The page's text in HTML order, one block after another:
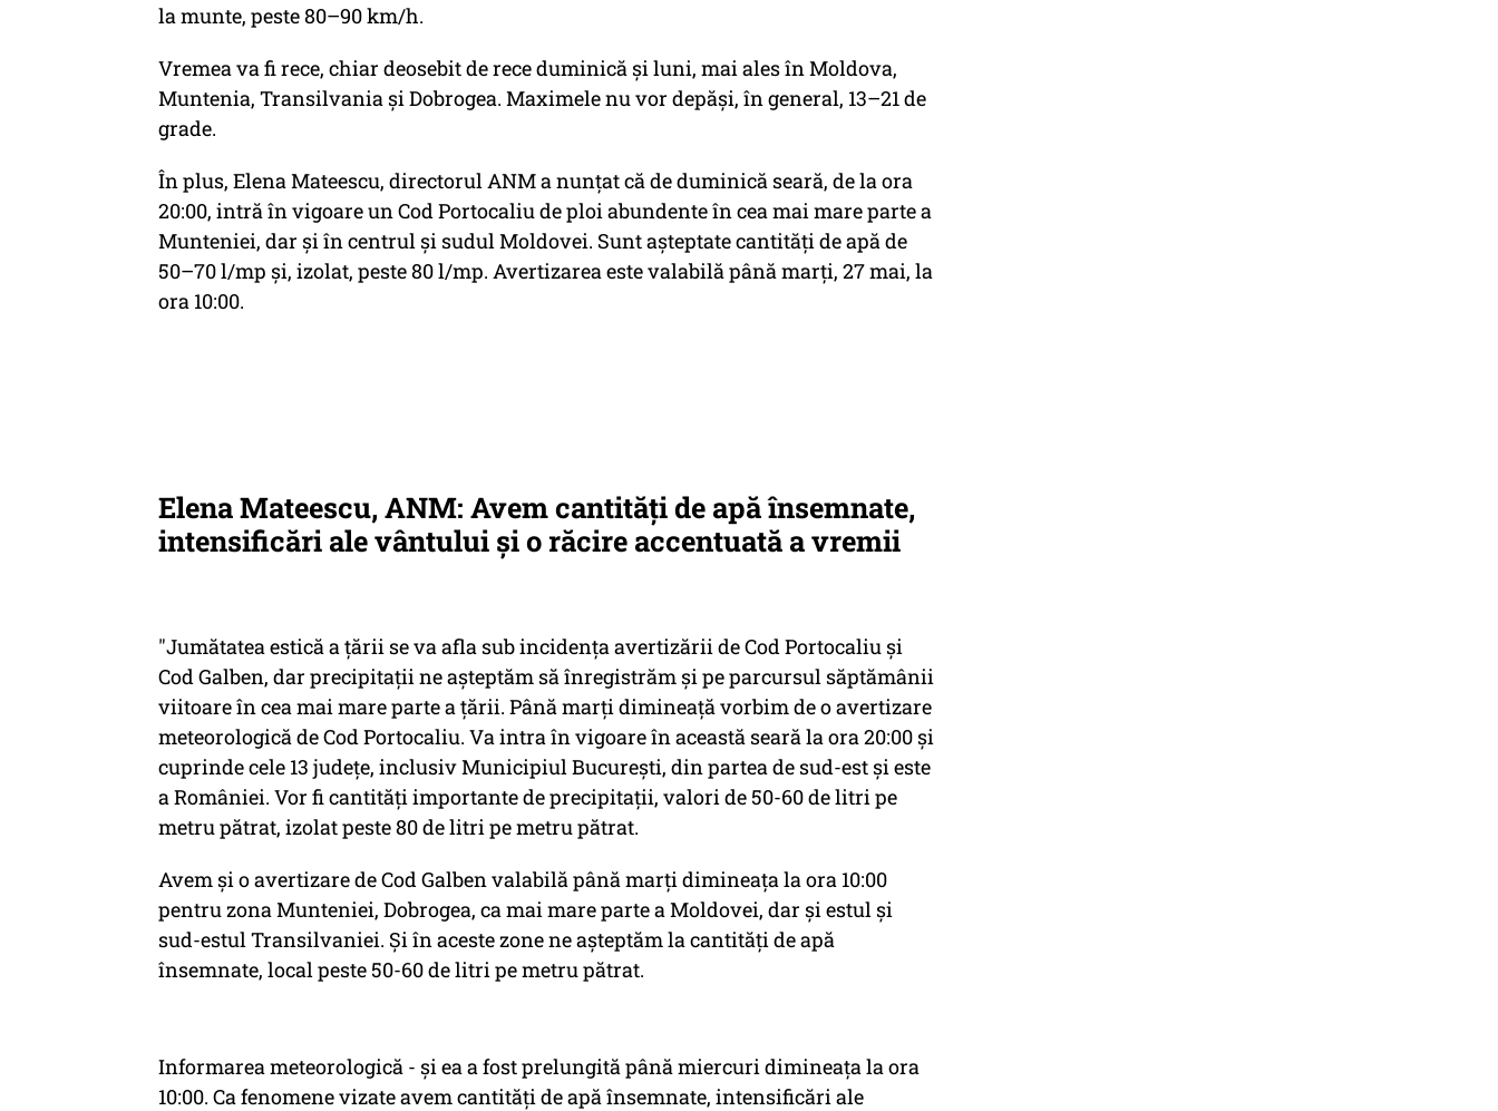
la munte, peste 80–90 km/h.
Vremea va fi rece, chiar deosebit de rece duminică și luni, mai ales în Moldova,
Muntenia, Transilvania și Dobrogea. Maximele nu vor depăși, în general, 13–21 de
grade.
În plus, Elena Mateescu, directorul ANM a nunțat că de duminică seară, de la ora
20:00, intră în vigoare un Cod Portocaliu de ploi abundente în cea mai mare parte a
Munteniei, dar și în centrul și sudul Moldovei. Sunt așteptate cantități de apă de
50–70 l/mp și, izolat, peste 80 l/mp. Avertizarea este valabilă până marți, 27 mai, la
ora 10:00.
Elena Mateescu, ANM: Avem cantități de apă însemnate,
intensificări ale vântului și o răcire accentuată a vremii
"Jumătatea estică a țării se va afla sub incidența avertizării de Cod Portocaliu și
Cod Galben, dar precipitații ne așteptăm să înregistrăm și pe parcursul săptămânii
viitoare în cea mai mare parte a țării. Până marți dimineață vorbim de o avertizare
meteorologică de Cod Portocaliu. Va intra în vigoare în această seară la ora 20:00 și
cuprinde cele 13 județe, inclusiv Municipiul București, din partea de sud-est și este
a României. Vor fi cantități importante de precipitații, valori de 50-60 de litri pe
metru pătrat, izolat peste 80 de litri pe metru pătrat.
Avem și o avertizare de Cod Galben valabilă până marți dimineața la ora 10:00
pentru zona Munteniei, Dobrogea, ca mai mare parte a Moldovei, dar și estul și
sud-estul Transilvaniei. Și în aceste zone ne așteptăm la cantități de apă
însemnate, local peste 50-60 de litri pe metru pătrat.
Informarea meteorologică - și ea a fost prelungită până miercuri dimineața la ora
10:00. Ca fenomene vizate avem cantități de apă însemnate, intensificări ale